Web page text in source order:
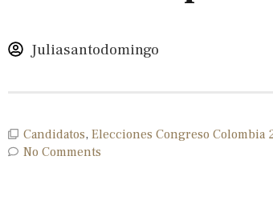
Juliasantodomingo
Candidatos, Elecciones Congreso Colombia
No Comments